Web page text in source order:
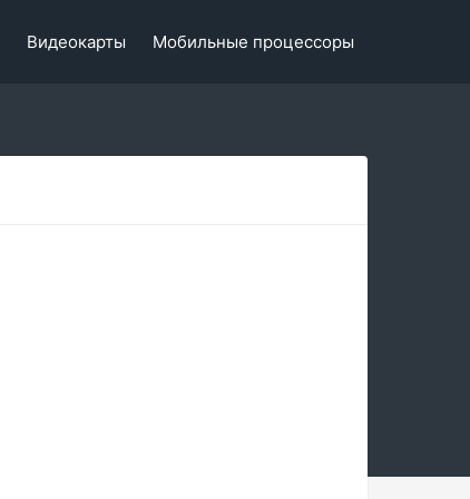
Видеокарты Мобильные процессоры